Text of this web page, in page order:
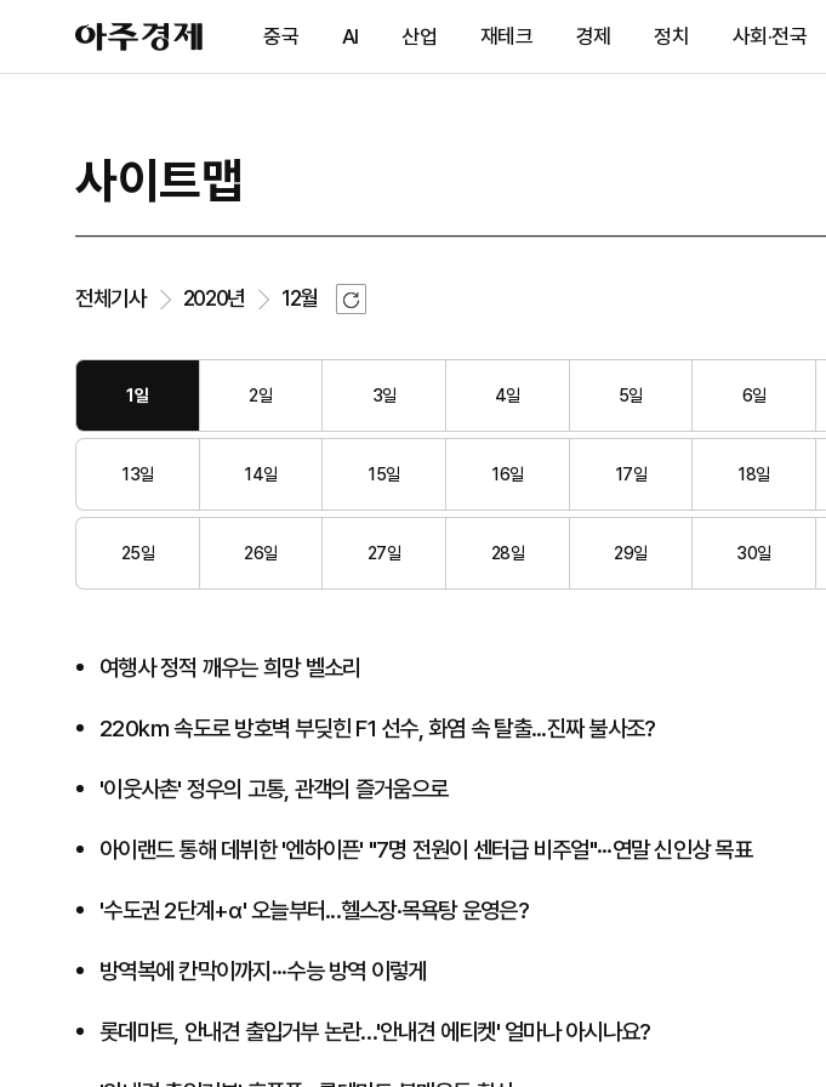
아
주
제
중국 AI 산업 재테크 경제 정치 사회·전국
사이트맵
전체기사 2020년 12월
새
로
침
1일 2일 3일 4일 5일 6일
13일 14일 15일 16일 17일 18일
25일 26일 27일 28일 29일 30일
여행사 정적 깨우는 희망 벨소리
220㎞ 속도로 방호벽 부딪힌 F1 선수, 화염 속 탈출...진짜 불사조?
'이웃사촌' 정우의 고통, 관객의 즐거움으로
아이랜드 통해 데뷔한 '엔하이픈' "7명 전원이 센터급 비주얼"···연말 신인상 목표
'수도권 2단계+α' 오늘부터...헬스장·목욕탕 운영은?
방역복에 칸막이까지···수능 방역 이렇게
롯데마트, 안내견 출입거부 논란…'안내견 에티켓' 얼마나 아시나요?